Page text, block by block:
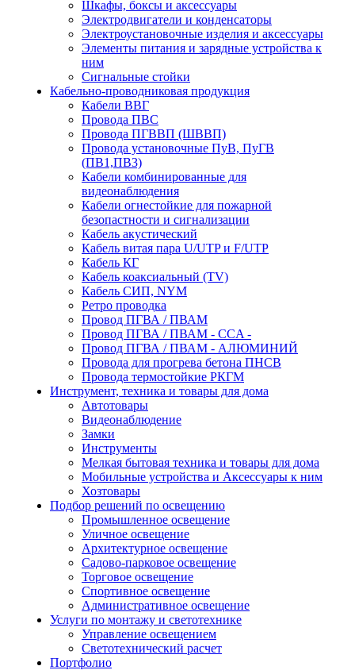
Шкафы, боксы и аксессуары
Электродвигатели и конденсаторы
Электроустановочные изделия и аксессуары
Элементы питания и зарядные устройства к
ним
Сигнальные стойки
Кабельно-проводниковая продукция
Кабели ВВГ
Провода ПВС
Провода ПГВВП (ШВВП)
Провода установочные ПуВ, ПуГВ
(ПВ1,ПВ3)
Кабели комбинированные для
видеонаблюдения
Кабели огнестойкие для пожарной
безопастности и сигнализации
Кабель акустический
Кабель витая пара U/UTP и F/UTP
Кабель КГ
Кабель коаксиальный (TV)
Кабель СИП, NYM
Ретро проводка
Провод ПГВА / ПВАМ
Провод ПГВА / ПВАМ - CCA -
Провод ПГВА / ПВАМ - АЛЮМИНИЙ
Провода для прогрева бетона ПНСВ
Провода термостойкие РКГМ
Инструмент, техника и товары для дома
Автотовары
Видеонаблюдение
Замки
Инструменты
Мелкая бытовая техника и товары для дома
Мобильные устройства и Аксессуары к ним
Хозтовары
Подбор решений по освещению
Промышленное освещение
Уличное освещение
Архитектурное освещение
Садово-парковое освещение
Торговое освещение
Спортивное освещение
Административное освещение
Услуги по монтажу и светотехнике
Управление освещением
Светотехнический расчет
Портфолио